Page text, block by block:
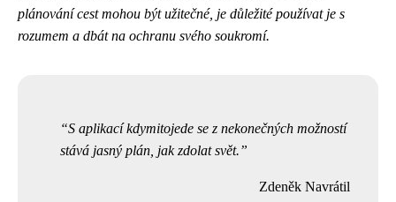
plánování cest mohou být užitečné, je důležité používat je s
rozumem a dbát na ochranu svého soukromí.
S aplikací kdymitojede se z nekonečných možností
stává jasný plán, jak zdolat svět.
Zdeněk Navrátil